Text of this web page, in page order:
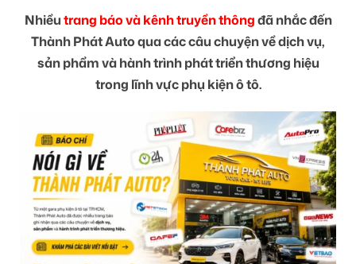
Nhiềutrang báo và kênh truyền thôngđã nhắc đến
Thành Phát Auto qua các câu chuyện về dịch vụ,
sản phẩm và hành trình phát triển thương hiệu
trong lĩnh vực phụ kiện ô tô.